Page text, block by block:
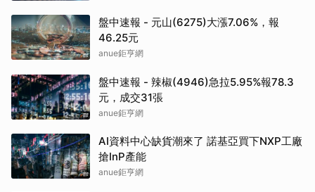
盤中速報 - 元山(6275)大漲7.06%，報
46.25元
anue鉅亨網
盤中速報 - 辣椒(4946)急拉5.95%報78.3
元，成交31張
anue鉅亨網
AI資料中心缺貨潮來了 諾基亞買下NXP工廠
搶InP產能
anue鉅亨網